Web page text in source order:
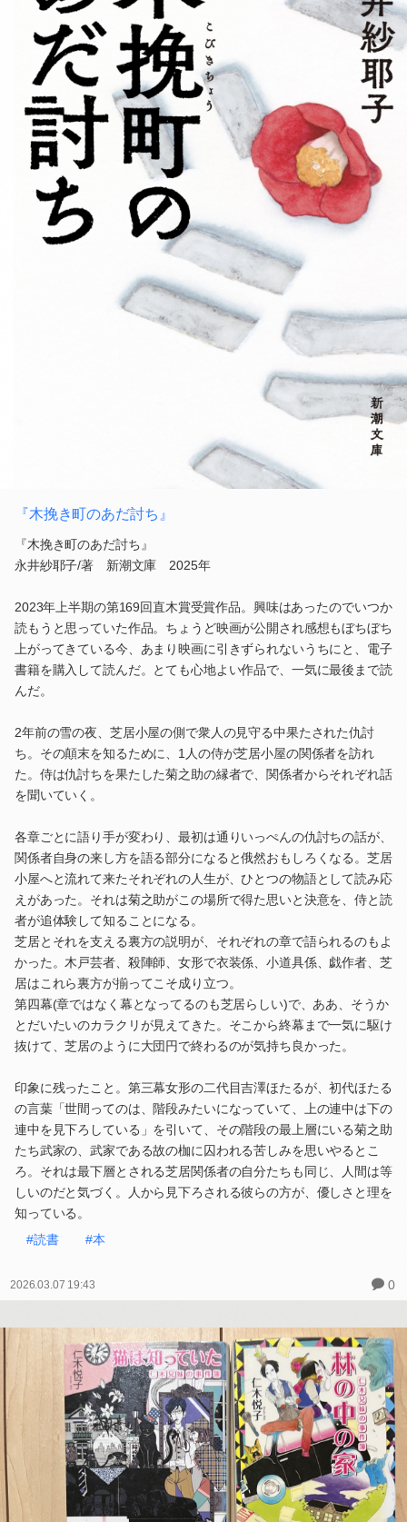
『木挽き町のあだ討ち』
『木挽き町のあだ討ち』
永井紗耶子/著 新潮文庫 2025年
2023年上半期の第169回直木賞受賞作品。興味はあったのでいつか
読もうと思っていた作品。ちょうど映画が公開され感想もぼちぼち
上がってきている今、あまり映画に引きずられないうちにと、電子
書籍を購入して読んだ。とても心地よい作品で、一気に最後まで読
んだ。
2年前の雪の夜、芝居小屋の側で衆人の見守る中果たされた仇討
ち。その顛末を知るために、1人の侍が芝居小屋の関係者を訪れ
た。侍は仇討ちを果たした菊之助の縁者で、関係者からそれぞれ話
を聞いていく。
各章ごとに語り手が変わり、最初は通りいっぺんの仇討ちの話が、
関係者自身の来し方を語る部分になると俄然おもしろくなる。芝居
小屋へと流れて来たそれぞれの人生が、ひとつの物語として読み応
えがあった。それは菊之助がこの場所で得た思いと決意を、侍と読
者が追体験して知ることになる。
芝居とそれを支える裏方の説明が、それぞれの章で語られるのもよ
かった。木戸芸者、殺陣師、女形で衣装係、小道具係、戯作者、芝
居はこれら裏方が揃ってこそ成り立つ。
第四幕(章ではなく幕となってるのも芝居らしい)で、ああ、そうか
とだいたいのカラクリが見えてきた。そこから終幕まで一気に駆け
抜けて、芝居のように大団円で終わるのが気持ち良かった。
印象に残ったこと。第三幕女形の二代目吉澤ほたるが、初代ほたる
の言葉「世間ってのは、階段みたいになっていて、上の連中は下の
連中を見下ろしている」を引いて、その階段の最上層にいる菊之助
たち武家の、武家である故の枷に囚われる苦しみを思いやるとこ
ろ。それは最下層とされる芝居関係者の自分たちも同じ、人間は等
しいのだと気づく。人から見下ろされる彼らの方が、優しさと理を
知っている。
#読書
#本
2026.03.07 19:43 0